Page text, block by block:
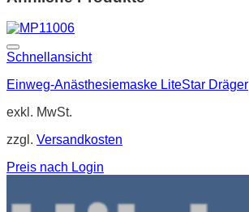
Schnellansicht
Einweg-Anästhesiemaske LiteStar Dräger
exkl. MwSt.
zzgl. Versandkosten
Preis nach Login